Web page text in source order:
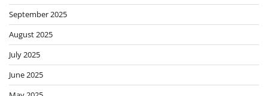
September 2025
August 2025
July 2025
June 2025